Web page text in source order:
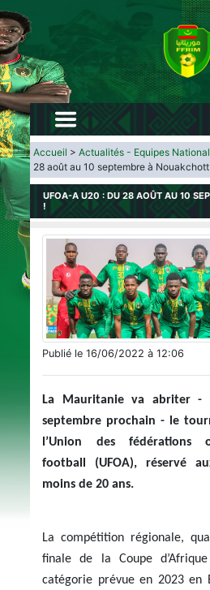
Accueil >Actualités - Equipes
28 août au 10 septembre à
UFOA-A U20 : DU 28 AOÛT AU 10
!
Publié le 16/06/2022 à 12:06
La Mauritanie va abriter
septembre prochain - le
l’Union des fédérations
football (UFOA), réservé
moins de 20 ans.
La compétition régionale,
finale de la Coupe
catégorie prévue en 2023 en